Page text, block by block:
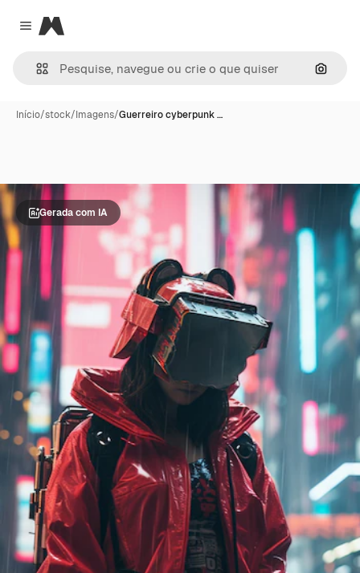
Close menu
Magnific
Início/stock/Imagens/Guerreiro cyberpunk …
Gerada com IA